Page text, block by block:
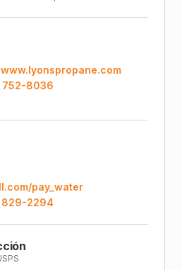
www.lyonspropane.com
752-8036
pay_water
829-2294